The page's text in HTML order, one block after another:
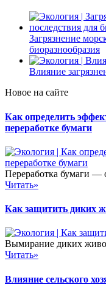
Загрязнение
биоразнообразия
Влияние
Новое на сайте
Как определить
переработке бумаги
Переработка бумаги —
Читать»
Как защитить диких
Вымирание диких
Читать»
Влияние сельского